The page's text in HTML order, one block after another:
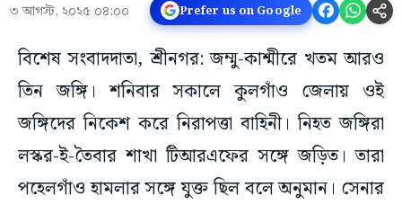
৩ আগস্ট, ২০২৫ ০৪:০০ Prefer us on Google
বিশেষ সংবাদদাতা, শ্রীনগর: জম্মু-কাশ্মীরে খতম আরও
তিন জঙ্গি। শনিবার সকালে কুলগাঁও জেলায় ওই
জঙ্গিদের নিকেশ করে নিরাপত্তা বাহিনী। নিহত জঙ্গিরা
লস্কর-ই-তৈবার শাখা টিআরএফের সঙ্গে জড়িত। তারা
পহেলগাঁও হামলার সঙ্গে যুক্ত ছিল বলে অনুমান। সেনার